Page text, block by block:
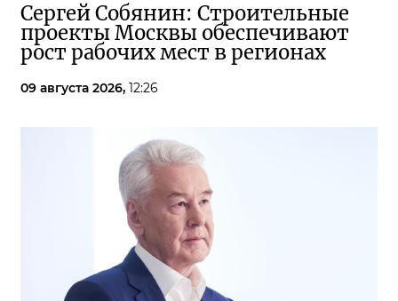
Сергей Собянин: Строительные
проекты Москвы обеспечивают
рост рабочих мест в регионах
09 августа 2026, 12:26